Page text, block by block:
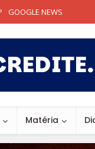
GOOGLE NEWS
Matéria